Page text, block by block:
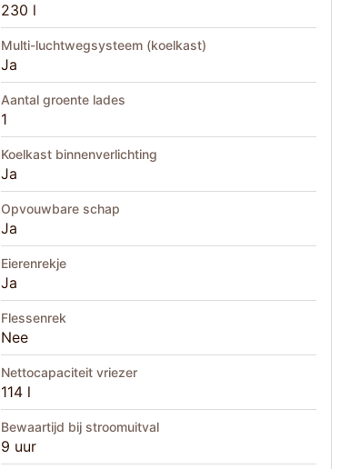
230 l
Multi-luchtwegsysteem (koelkast)
Ja
Aantal groente lades
1
Koelkast binnenverlichting
Ja
Opvouwbare schap
Ja
Eierenrekje
Ja
Flessenrek
Nee
Nettocapaciteit vriezer
114 l
Bewaartijd bij stroomuitval
9 uur